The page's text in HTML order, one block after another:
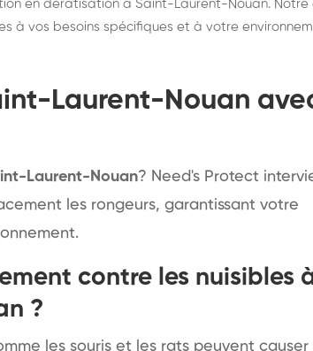
en dératisation à Saint-Laurent-Nouan. Notre
à vos besoins spécifiques et à votre
Laurent-Nouan
Laurent-Nouan? Need's Protect
les rongeurs, garantissant votre
contre les nuisibles
?
les souris et les rats peuvent causer